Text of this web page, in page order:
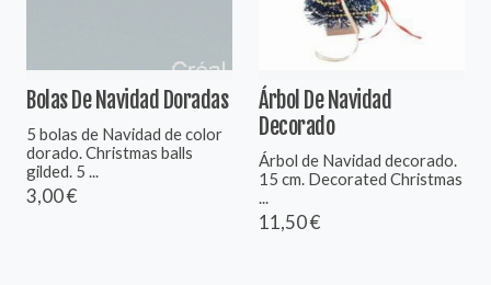
Bolas De Navidad Doradas
5 bolas de Navidad de color
dorado. Christmas balls
gilded. 5 ...
3,00 €
Árbol De Navidad
Decorado
Árbol de Navidad decorado.
15 cm. Decorated Christmas
...
11,50 €